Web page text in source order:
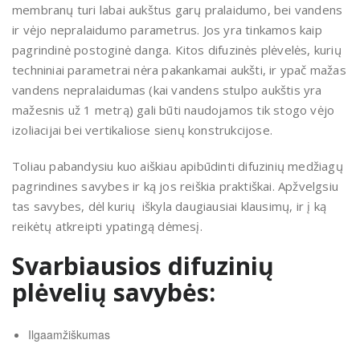
membranų turi labai aukštus garų pralaidumo, bei vandens
ir vėjo nepralaidumo parametrus. Jos yra tinkamos kaip
pagrindinė postoginė danga. Kitos difuzinės plėvelės, kurių
techniniai parametrai nėra pakankamai aukšti, ir ypač mažas
vandens nepralaidumas (kai vandens stulpo aukštis yra
mažesnis už 1 metrą) gali būti naudojamos tik stogo vėjo
izoliacijai bei vertikaliose sienų konstrukcijose.
Toliau pabandysiu kuo aiškiau apibūdinti difuzinių medžiagų
pagrindines savybes ir ką jos reiškia praktiškai. Apžvelgsiu
tas savybes, dėl kurių iškyla daugiausiai klausimų, ir į ką
reikėtų atkreipti ypatingą dėmesį.
Svarbiausios difuzinių
plėvelių savybės:
Ilgaamžiškumas